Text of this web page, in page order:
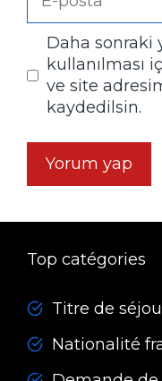
posta
Daha sonraki
kullanılması
ve site
kaydedilsin.
Top catégories
Titre de
Nationalité